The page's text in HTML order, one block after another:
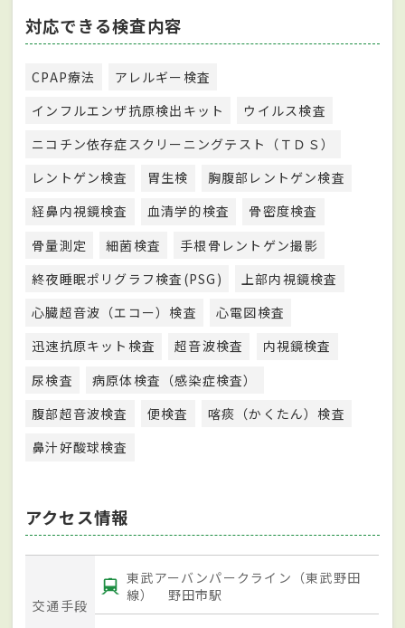
対応できる検査内容
CPAP療法
アレルギー検査
インフルエンザ抗原検出キット
ウイルス検査
ニコチン依存症スクリーニングテスト（ＴＤＳ）
レントゲン検査
胃生検
胸腹部レントゲン検査
経鼻内視鏡検査
血清学的検査
骨密度検査
骨量測定
細菌検査
手根骨レントゲン撮影
終夜睡眠ポリグラフ検査(PSG)
上部内視鏡検査
心臓超音波（エコー）検査
心電図検査
迅速抗原キット検査
超音波検査
内視鏡検査
尿検査
病原体検査（感染症検査）
腹部超音波検査
便検査
喀痰（かくたん）検査
鼻汁好酸球検査
アクセス情報
交通手段
東武アーバンパークライン（東武野田
線） 野田市駅